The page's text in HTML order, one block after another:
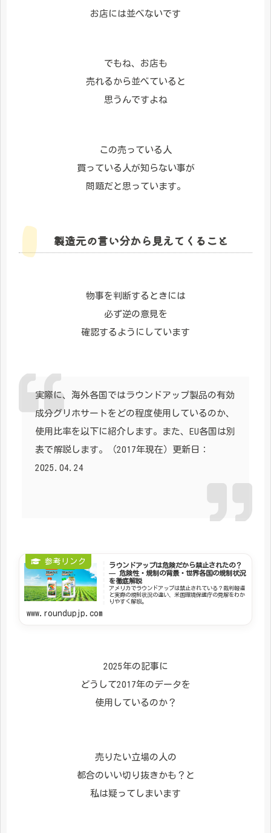
お店には並べないです
でもね、お店も
売れるから並べていると
思うんですよね
この売っている人
買っている人が知らない事が
問題だと思っています。
製造元の言い分から見えてくること
物事を判断するときには
必ず逆の意見を
確認するようにしています
実際に、海外各国ではラウンドアップ製品の有効
成分グリホサートをどの程度使用しているのか、
使用比率を以下に紹介します。また、EU各国は別
表で解説します。（2017年現在）更新日：
2025.04.24
ラウンドアップは危険だから禁止されたの？
— 危険性・規制の背景・世界各国の規制状況
を徹底解説
アメリカでラウンドアップは禁止されている？裁判報道
と実際の規制状況の違い、米国環境保護庁の見解をわか
りやすく解説。
www.roundupjp.com
2025年の記事に
どうして2017年のデータを
使用しているのか？
売りたい立場の人の
都合のいい切り抜きかも？と
私は疑ってしまいます